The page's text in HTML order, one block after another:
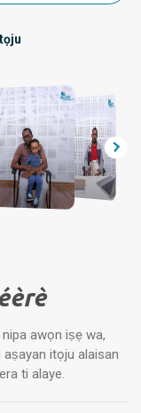
awọn iṣẹ wa,
itọju alaisan
ti alaye.